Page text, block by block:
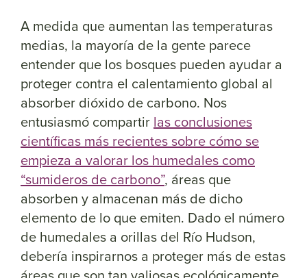
A medida que aumentan lastemperaturas
medias, la mayoría de la gente parece
entender que los bosques pueden ayudar a
proteger contra el calentamiento global al
absorber dióxido de carbono. Nos
entusiasmó compartir las conclusiones
científicas más recientes sobre cómo se
empieza a valorar los humedales como
“sumideros de carbono”, áreas que
absorben y almacenan más de dicho
elemento de lo que emiten. Dado el número
de humedales a orillas del Río Hudson,
debería inspirarnos a proteger más de estas